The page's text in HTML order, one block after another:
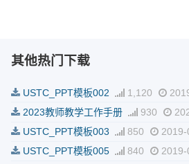
其他热门下载
USTC_PPT模板002 1,120
2023教师教学工作手册
930
USTC_PPT模板003
850
2019-
USTC_PPT模板005
840
2019-